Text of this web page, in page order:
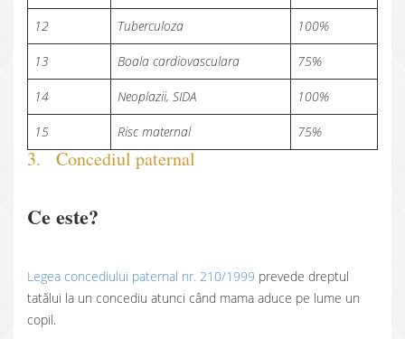
12 Tuberculoza 100%
13 Boala cardiovasculara 75%
14 Neoplazii, SIDA 100%
15 Risc maternal 75%
3. Concediul paternal
Ce este?
Legea concediului paternal nr. 210/1999 prevede dreptul
tatălui la un concediu atunci când mama aduce pe lume un
copil.